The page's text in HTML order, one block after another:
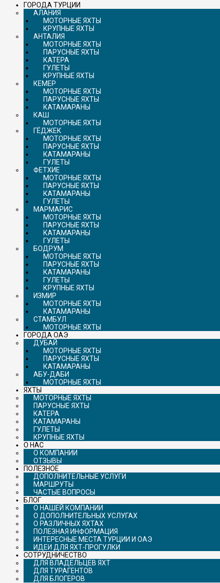
ГОРОДА ТУРЦИИ
АЛАНИЯ
МОТОРНЫЕ ЯХТЫ
КРУПНЫЕ ЯХТЫ
АНТАЛИЯ
МОТОРНЫЕ ЯХТЫ
ПАРУСНЫЕ ЯХТЫ
КАТЕРА
ГУЛЕТЫ
КРУПНЫЕ ЯХТЫ
КЕМЕР
МОТОРНЫЕ ЯХТЫ
ПАРУСНЫЕ ЯХТЫ
КАТАМАРАНЫ
КАШ
МОТОРНЫЕ ЯХТЫ
ГЁДЖЕК
МОТОРНЫЕ ЯХТЫ
ПАРУСНЫЕ ЯХТЫ
КАТАМАРАНЫ
ГУЛЕТЫ
ФЕТХИЕ
МОТОРНЫЕ ЯХТЫ
ПАРУСНЫЕ ЯХТЫ
КАТАМАРАНЫ
ГУЛЕТЫ
МАРМАРИС
МОТОРНЫЕ ЯХТЫ
ПАРУСНЫЕ ЯХТЫ
КАТАМАРАНЫ
ГУЛЕТЫ
БОДРУМ
МОТОРНЫЕ ЯХТЫ
ПАРУСНЫЕ ЯХТЫ
КАТАМАРАНЫ
ГУЛЕТЫ
КРУПНЫЕ ЯХТЫ
ИЗМИР
МОТОРНЫЕ ЯХТЫ
КАТАМАРАНЫ
СТАМБУЛ
МОТОРНЫЕ ЯХТЫ
ГОРОДА ОАЭ
ДУБАЙ
МОТОРНЫЕ ЯХТЫ
ПАРУСНЫЕ ЯХТЫ
КАТАМАРАНЫ
АБУ-ДАБИ
МОТОРНЫЕ ЯХТЫ
ЯХТЫ
МОТОРНЫЕ ЯХТЫ
ПАРУСНЫЕ ЯХТЫ
КАТЕРА
КАТАМАРАНЫ
ГУЛЕТЫ
КРУПНЫЕ ЯХТЫ
О НАС
О КОМПАНИИ
ОТЗЫВЫ
ПОЛЕЗНОЕ
ДОПОЛНИТЕЛЬНЫЕ УСЛУГИ
МАРШРУТЫ
ЧАСТЫЕ ВОПРОСЫ
БЛОГ
О НАШЕЙ КОМПАНИИ
О ДОПОЛНИТЕЛЬНЫХ УСЛУГАХ
О РАЗЛИЧНЫХ ЯХТАХ
ПОЛЕЗНАЯ ИНФОРМАЦИЯ
ИНТЕРЕСНЫЕ МЕСТА ТУРЦИИ И ОАЭ
ИДЕИ ДЛЯ ЯХТ-ПРОГУЛКИ
СОТРУДНИЧЕСТВО
ДЛЯ ВЛАДЕЛЬЦЕВ ЯХТ
ДЛЯ ТУРАГЕНТОВ
ДЛЯ БЛОГЕРОВ